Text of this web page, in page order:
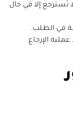
تُسترجع إلا في حال
في الطلب.
الإرجاع